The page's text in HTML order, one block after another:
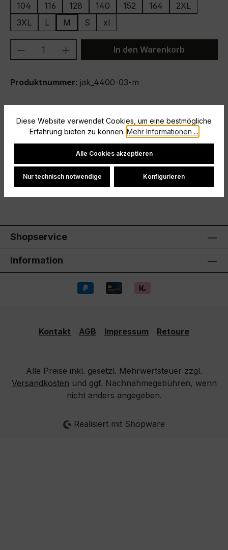
104
116 128 140 152 164
2XL
3XL
L M S xl
Produkt Anzahl: Gib denIn den Warenkorb
Produktnummer: jak_4400-03-m
Beschreibung
Ohne InnenslipElastischer Bund mit Kordelzug
Bewertungen
Shopservice
Information
Kontakt AGB Impressum Retoure
Alle Preise inkl. gesetzl. Mehrwertsteuer zzgl.
Versandkosten und ggf. Nachnahmegebühren, wenn
nicht anders angegeben.
Realisiert mit Shopware
Diese Website verwendet Cookies, um eine bestmögliche
Erfahrung bieten zu können. Mehr Informationen ...
Cookie-Einstellungen
Alle Cookies akzeptieren
Nur technisch notwendige Konfigurieren